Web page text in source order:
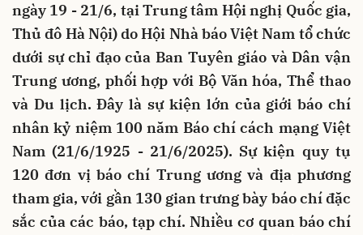
ngày 19 - 21/6, tại Trung tâm Hội nghị Quốc gia,
Thủ đô Hà Nội) do Hội Nhà báo Việt Nam tổ chức
dưới sự chỉ đạo của Ban Tuyên giáo và Dân vận
Trung ương, phối hợp với Bộ Văn hóa, Thể thao
và Du lịch. Đây là sự kiện lớn của giới báo chí
nhân kỷ niệm 100 năm Báo chí cách mạng Việt
Nam (21/6/1925 - 21/6/2025). Sự kiện quy tụ
120 đơn vị báo chí Trung ương và địa phương
tham gia, với gần 130 gian trưng bày báo chí đặc
sắc của các báo, tạp chí. Nhiều cơ quan báo chí